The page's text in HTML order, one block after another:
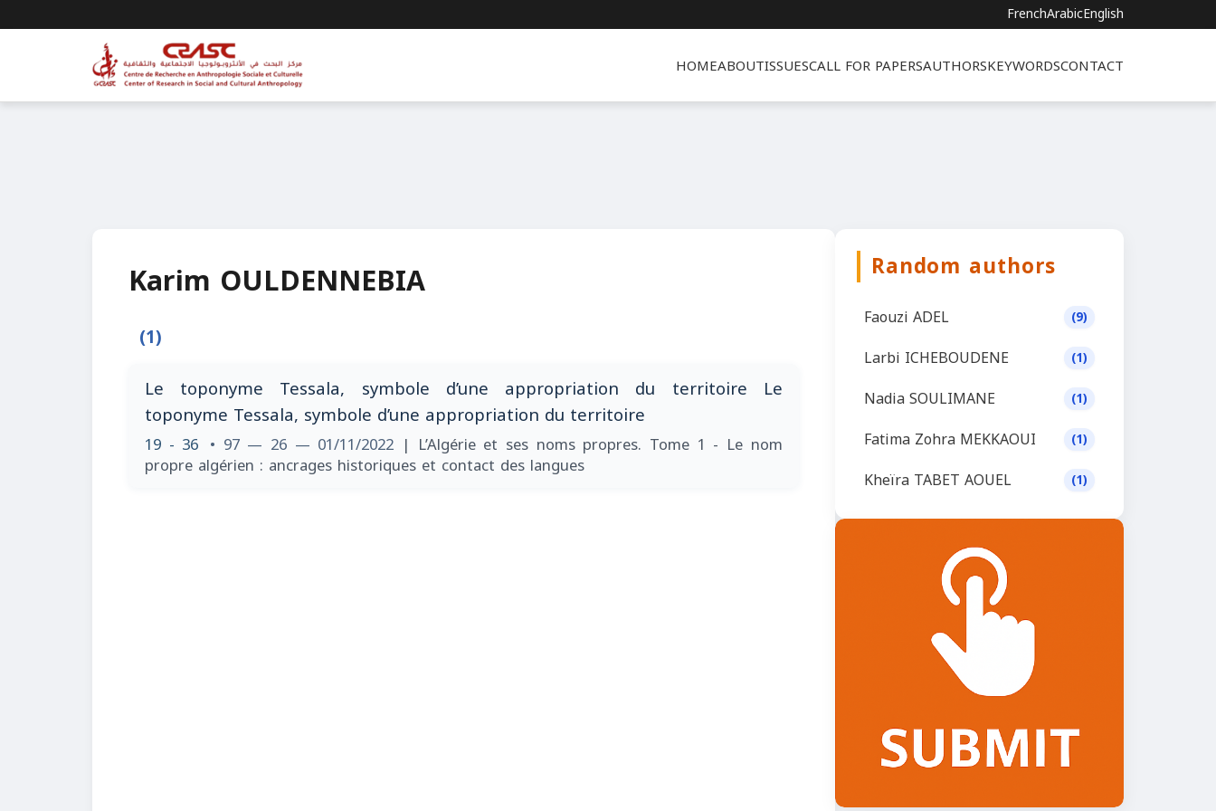
FrenchArabicEnglish
HOMEABOUTISSUESCALL FOR PAPERSAUTHORSKEYWORDSCONTACT
Karim OULDENNEBIA
(1)
Le toponyme Tessala, symbole d’une appropriation du territoire Le
toponyme Tessala, symbole d’une appropriation du territoire
19 - 36 • 97 — 26 — 01/11/2022 | L’Algérie et ses noms propres. Tome 1 - Le nom
propre algérien : ancrages historiques et contact des langues
Random authors
Faouzi ADEL (9)
Larbi ICHEBOUDENE (1)
Nadia SOULIMANE (1)
Fatima Zohra MEKKAOUI (1)
Kheïra TABET AOUEL (1)